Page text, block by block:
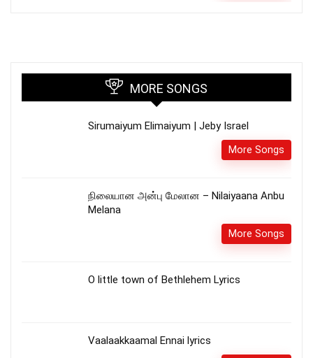
MORE SONGS
Sirumaiyum Elimaiyum | Jeby Israel
More Songs
நிலையான அன்பு மேலான – Nilaiyaana Anbu
Melana
More Songs
O little town of Bethlehem Lyrics
Vaalaakkaamal Ennai lyrics